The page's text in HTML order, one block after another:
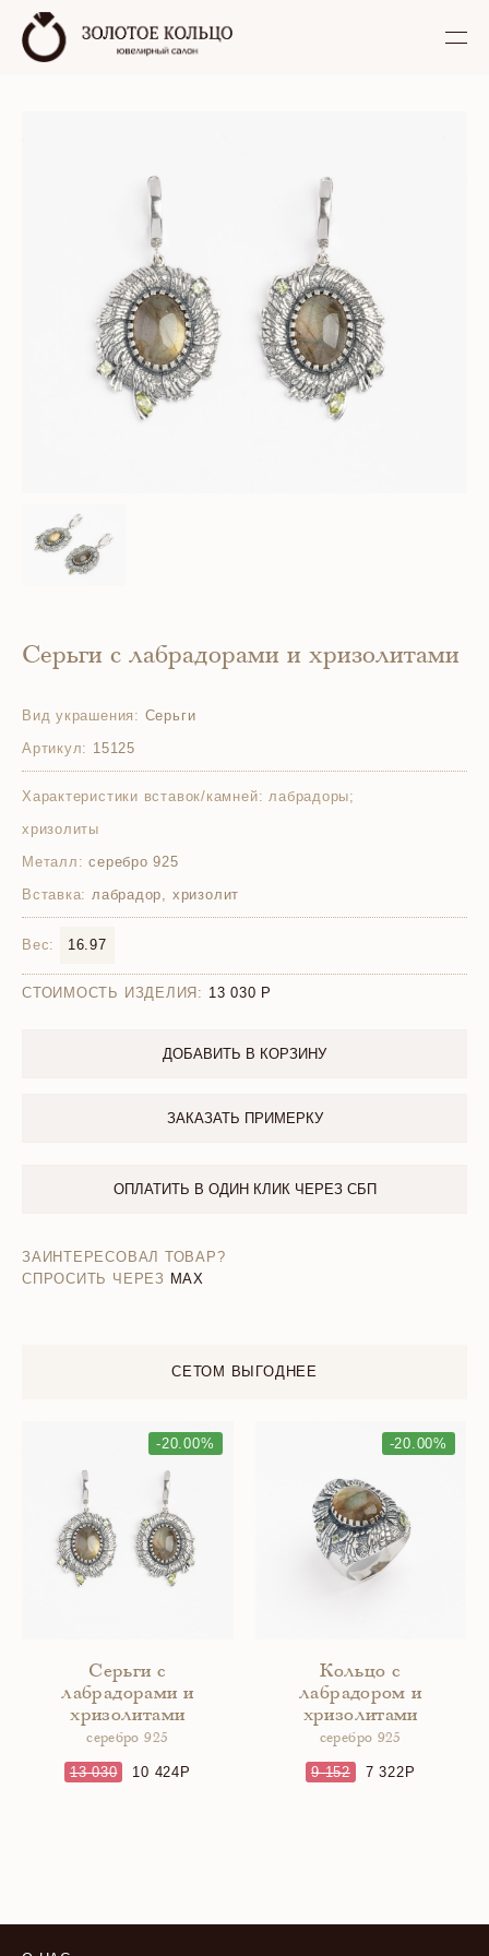
Серьги с лабрадорами и хризолитами
Вид украшения: Серьги
Артикул: 15125
Характеристики вставок/камней: лабрадоры;
хризолиты
Металл: серебро 925
Вставка: лабрадор, хризолит
Вес: 16.97
СТОИМОСТЬ ИЗДЕЛИЯ: 13 030
ДОБАВИТЬ В КОРЗИНУ
ЗАКАЗАТЬ ПРИМЕРКУ
ОПЛАТИТЬ В ОДИН КЛИК ЧЕРЕЗ СБП
ЗАИНТЕРЕСОВАЛ ТОВАР?
СПРОСИТЬ ЧЕРЕЗ MAX
СЕТОМ ВЫГОДНЕЕ
-20.00%
Серьги с
лабрадорами и
хризолитами
серебро 925
13 030 10 424
-20.00%
Кольцо с
лабрадором и
хризолитами
серебро 925
9 152 7 322